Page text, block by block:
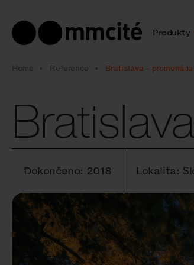
Produkty
Home Reference Bratislava –
Dokončeno: 2018 Lokalita: